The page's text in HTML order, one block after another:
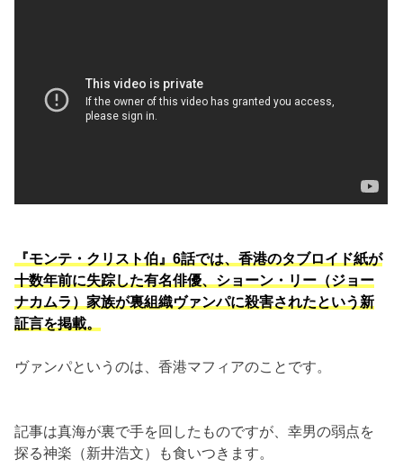
『モンテ・クリスト伯』6話では、香港のタブロイド紙が
十数年前に失踪した有名俳優、ショーン・リー（ジョー
ナカムラ）家族が裏組織ヴァンパに殺害されたという新
証言を掲載。
ヴァンパというのは、香港マフィアのことです。
記事は真海が裏で手を回したものですが、幸男の弱点を
探る神楽（新井浩文）も食いつきます。